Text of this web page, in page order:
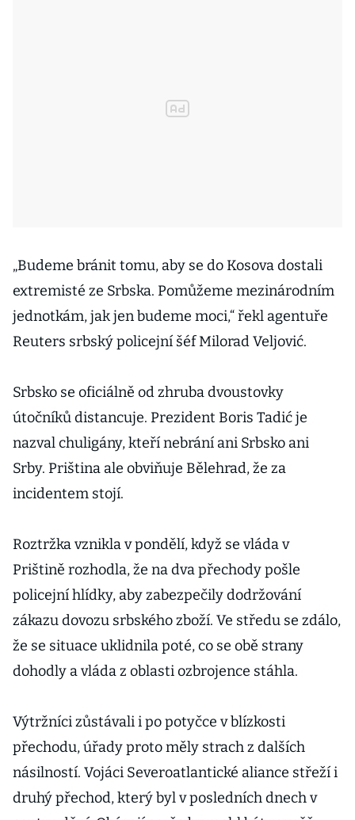
„Budeme bránit tomu, aby se do Kosova dostali
extremisté ze Srbska. Pomůžeme mezinárodním
jednotkám, jak jen budeme moci,“ řekl agentuře
Reuters srbský policejní šéf Milorad Veljović.
Srbsko se oficiálně od zhruba dvoustovky
útočníků distancuje. Prezident Boris Tadić je
nazval chuligány, kteří nebrání ani Srbsko ani
Srby. Priština ale obviňuje Bělehrad, že za
incidentem stojí.
Roztržka vznikla v pondělí, když se vláda v
Prištině rozhodla, že na dva přechody pošle
policejní hlídky, aby zabezpečily dodržování
zákazu dovozu srbského zboží. Ve středu se zdálo,
že se situace uklidnila poté, co se obě strany
dohodly a vláda z oblasti ozbrojence stáhla.
Výtržníci zůstávali i po potyčce v blízkosti
přechodu, úřady proto měly strach z dalších
násilností. Vojáci Severoatlantické aliance střeží i
druhý přechod, který byl v posledních dnech v